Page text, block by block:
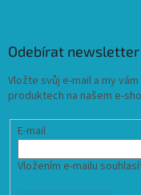
Odebírat newsletter
Vložte svůj e-mail a my
produktech na našem e-
E-mail
Vložením e-mailu